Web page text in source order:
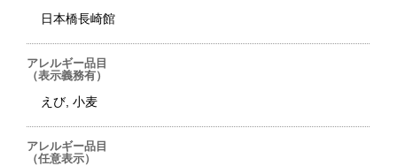
日本橋長崎館
アレルギー品目
（表示義務有）
えび, 小麦
アレルギー品目
（任意表示）